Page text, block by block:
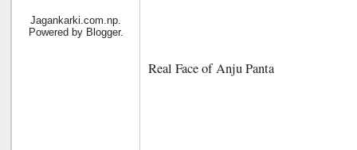
Jagankarki.com.np.
Powered by Blogger.
Real Face of Anju Panta